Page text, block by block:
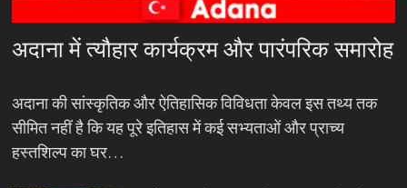
अदाना में त्यौहार कार्यक्रम और पारंपरिक समारोह
अदाना की सांस्कृतिक और ऐतिहासिक विविधता केवल इस तथ्य तक
सीमित नहीं है कि यह पूरे इतिहास में कई सभ्यताओं और प्राच्य
हस्तशिल्प का घर…